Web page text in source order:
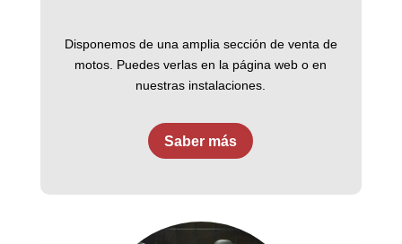
Disponemos de una amplia sección de venta de
motos. Puedes verlas en la página web o en
nuestras instalaciones.
Saber más